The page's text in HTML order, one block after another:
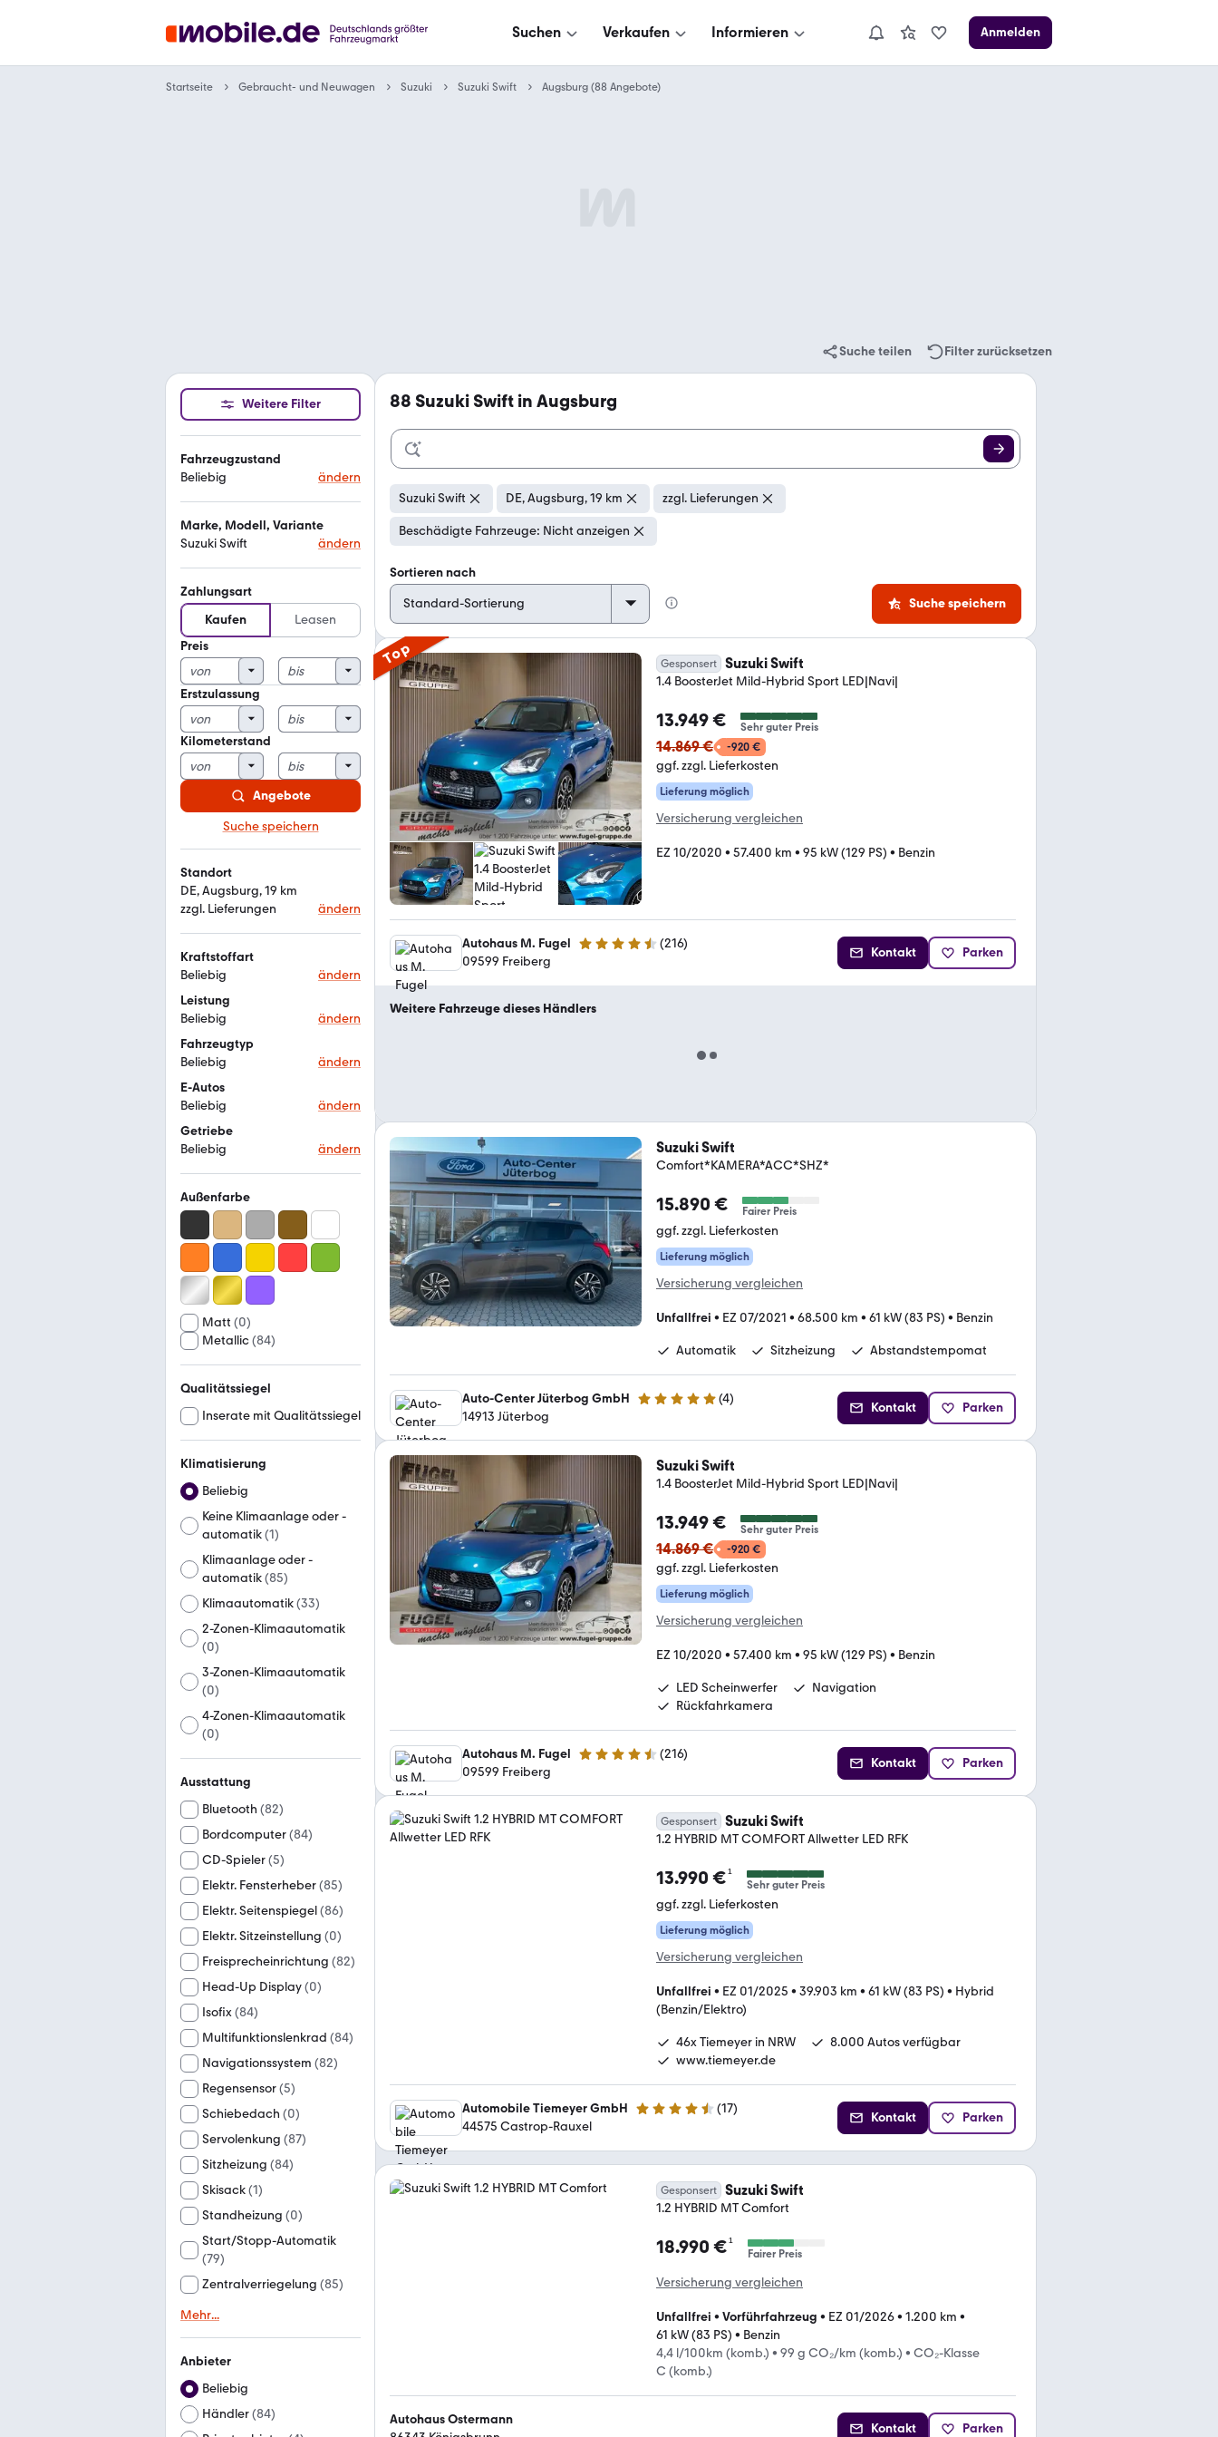
Suchen Verkaufen Informieren Anmelden
Startseite Gebraucht- und Neuwagen Suzuki Suzuki Swift Augsburg (88 Angebote)
Suche teilen Filter zurücksetzen
Weitere Filter
Fahrzeugzustand
Beliebig
ändern
Marke, Modell, Variante
Suzuki Swift
ändern
Zahlungsart
Kaufen
Leasen
Preis
Erstzulassung
Kilometerstand
Angebote
Suche speichern
Standort
DE, Augsburg, 19 km
zzgl. Lieferungen
ändern
Kraftstoffart
Beliebig
ändern
Leistung
Beliebig
ändern
Fahrzeugtyp
Beliebig
ändern
E-Autos
Beliebig
ändern
Getriebe
Beliebig
ändern
Außenfarbe
Matt (0)
Metallic(84)
Qualitätssiegel
Inserate mit Qualitätssiegel
Klimatisierung
Beliebig
Keine Klimaanlage oder -
automatik(1)
Klimaanlage oder -
automatik(85)
Klimaautomatik(33)
2-Zonen-Klimaautomatik
(0)
3-Zonen-Klimaautomatik
(0)
4-Zonen-Klimaautomatik
(0)
Ausstattung
Bluetooth (82)
Bordcomputer(84)
CD-Spieler(5)
Elektr. Fensterheber(85)
Elektr. Seitenspiegel(86)
Elektr. Sitzeinstellung (0)
Freisprecheinrichtung (82)
Head-Up Display(0)
Isofix(84)
Multifunktionslenkrad (84)
Navigationssystem (82)
Regensensor(5)
Schiebedach (0)
Servolenkung (87)
Sitzheizung (84)
Skisack(1)
Standheizung (0)
Start/Stopp-Automatik
(79)
Zentralverriegelung (85)
Mehr...
Anbieter
Beliebig
Händler(84)
88 Suzuki Swift in Augsburg
Suzuki Swift DE, Augsburg, 19 km zzgl. Lieferungen
Beschädigte Fahrzeuge: Nicht anzeigen
Sortieren nach
Suche speichern
Top Gesponsert Suzuki Swift
1.4 BoosterJet Mild-Hybrid Sport LED|Navi|
13.949 € Sehr guter Preis
14.869 € -920 €
ggf. zzgl. Lieferkosten
Lieferung möglich
Versicherung vergleichen
EZ 10/2020 • 57.400 km • 95 kW (129 PS) • Benzin
Autohaus M. Fugel 4.4 Sterne (216)
09599 Freiberg
Kontakt Parken
Weitere Fahrzeuge dieses Händlers
Suzuki Swift
Comfort*KAMERA*ACC*SHZ*
15.890 € Fairer Preis
ggf. zzgl. Lieferkosten
Lieferung möglich
Versicherung vergleichen
Unfallfrei • EZ 07/2021 • 68.500 km • 61 kW (83 PS) • Benzin
Automatik Sitzheizung Abstandstempomat
Auto-Center Jüterbog GmbH 5 Sterne (4)
14913 Jüterbog
Kontakt Parken
Suzuki Swift
1.4 BoosterJet Mild-Hybrid Sport LED|Navi|
13.949 € Sehr guter Preis
14.869 € -920 €
ggf. zzgl. Lieferkosten
Lieferung möglich
Versicherung vergleichen
EZ 10/2020 • 57.400 km • 95 kW (129 PS) • Benzin
LED Scheinwerfer
Navigation
Rückfahrkamera
Autohaus M. Fugel 4.4 Sterne (216)
09599 Freiberg
Kontakt Parken
Gesponsert Suzuki Swift
1.2 HYBRID MT COMFORT Allwetter LED RFK
13.990 €¹
Sehr guter Preis
ggf. zzgl. Lieferkosten
Lieferung möglich
Versicherung vergleichen
Unfallfrei • EZ 01/2025 • 39.903 km • 61 kW (83 PS) • Hybrid
(Benzin/Elektro)
46x Tiemeyer in NRW
8.000 Autos verfügbar
www.tiemeyer.de
Automobile Tiemeyer GmbH 4.6 Sterne (17)
44575 Castrop-Rauxel
Kontakt Parken
Gesponsert Suzuki Swift
1.2 HYBRID MT Comfort
18.990 €¹
Fairer Preis
Versicherung vergleichen
Unfallfrei • Vorführfahrzeug • EZ 01/2026• 1.200 km •
61 kW (83 PS) • Benzin
4,4 l/100km (komb.) • 99 g CO₂/km (komb.) • CO₂-Klasse
C (komb.)
Autohaus Ostermann
Kontakt Parken